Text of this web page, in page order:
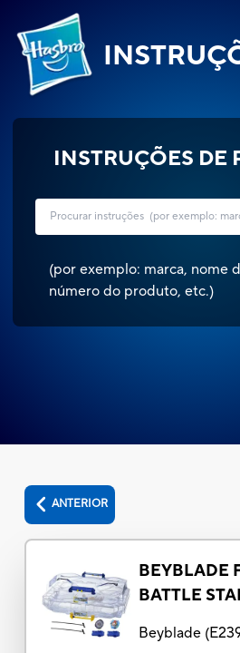
INSTRUÇÕES DE
(por exemplo: marca, nome
número do produto, etc.)
ANTERIOR
BEYBLADE
BATTLE
Beyblade(